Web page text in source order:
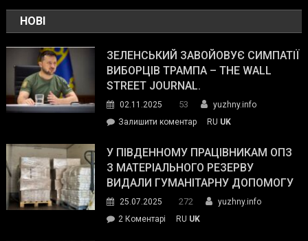
НОВІ
ЗЕЛЕНСЬКИЙ ЗАВОЙОВУЄ СИМПАТІЇ
ВИБОРЦІВ ТРАМПА – THE WALL
STREET JOURNAL.
02.11.2025 53
yuzhny.info
Залишити коментарon
завойовує
симпатії
виборців
The
RU UK
У ПІВДЕННОМУ ПРАЦІВНИКАМ ОПЗ
З МАТЕРІАЛЬНОГО РЕЗЕРВУ
ВИДАЛИ ГУМАНІТАРНУ ДОПОМОГУ
25.07.2025 272
yuzhny.info
2 Коментарі
RU UK